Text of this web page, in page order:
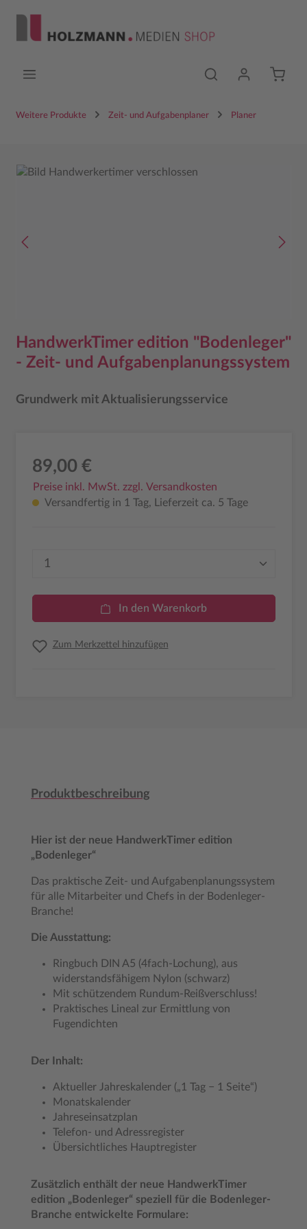
Weitere Produkte Zeit- und Aufgabenplaner Planer
Bildergalerie überspringen
HandwerkTimer edition "Bodenleger"
- Zeit- und Aufgabenplanungssystem
Grundwerk mit Aktualisierungsservice
89,00 €
Preise inkl. MwSt. zzgl. Versandkosten
Versandfertig in 1 Tag, Lieferzeit ca. 5 Tage
Produkt Anzahl: Gib den gewünschten
In den Warenkorb
Zum Merkzettel hinzufügen
Produktbeschreibung
Hier ist der neue HandwerkTimer edition
„Bodenleger“
Das praktische Zeit- und Aufgabenplanungssystem
für alle Mitarbeiter und Chefs in der Bodenleger-
Branche!
Die Ausstattung:
Ringbuch DIN A5 (4fach-Lochung), aus
widerstandsfähigem Nylon (schwarz)
Mit schützendem Rundum-Reißverschluss!
Praktisches Lineal zur Ermittlung von
Fugendichten
Der Inhalt:
Aktueller Jahreskalender („1 Tag − 1 Seite“)
Monatskalender
Jahreseinsatzplan
Telefon- und Adressregister
Übersichtliches Hauptregister
Zusätzlich enthält der neue HandwerkTimer
edition „Bodenleger“ speziell für die Bodenleger-
Branche entwickelte Formulare: